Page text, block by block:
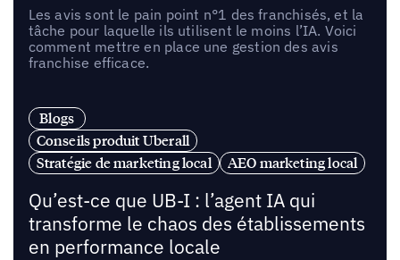
Les avis sont le pain point n°1 des franchisés, et la
tâche pour laquelle ils utilisent le moins l’IA. Voici
comment mettre en place une gestion des avis
franchise efficace.
Blogs
Conseils produit Uberall
Stratégie de marketing local
AEO marketing local
Qu’est-ce que UB-I : l’agent IA qui
transforme le chaos des établissements
en performance locale